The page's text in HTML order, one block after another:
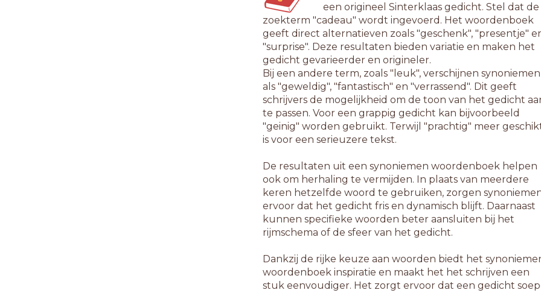
een origineel Sinterklaas gedicht. Stel dat de
zoekterm "cadeau" wordt ingevoerd. Het woordenboek
geeft direct alternatieven zoals "geschenk", "presentje"
"surprise". Deze resultaten bieden variatie en maken het
gedicht gevarieerder en origineler.
Bij een andere term, zoals "leuk", verschijnen synoniemen
als "geweldig", "fantastisch" en "verrassend". Dit geeft
schrijvers de mogelijkheid om de toon van het gedicht
te passen. Voor een grappig gedicht kan bijvoorbeeld
"geinig" worden gebruikt. Terwijl "prachtig" meer
is voor een serieuzere tekst.
De resultaten uit een synoniemen woordenboek helpen
ook om herhaling te vermijden. In plaats van meerdere
keren hetzelfde woord te gebruiken, zorgen
ervoor dat het gedicht fris en dynamisch blijft. Daarnaast
kunnen specifieke woorden beter aansluiten bij het
rijmschema of de sfeer van het gedicht.
Dankzij de rijke keuze aan woorden biedt het
woordenboek inspiratie en maakt het het schrijven een
stuk eenvoudiger. Het zorgt ervoor dat een gedicht